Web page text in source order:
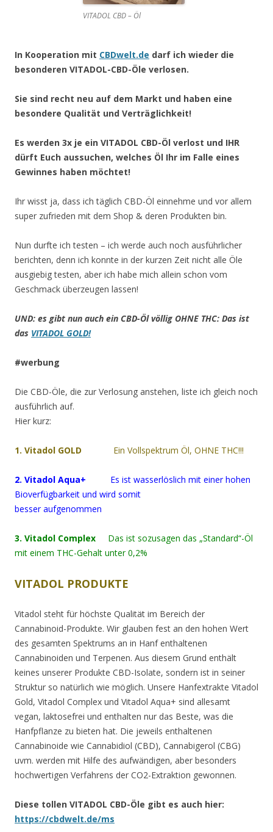
VITADOL CBD – Öl
In Kooperation mit CBDwelt.de darf ich wieder die
besonderen VITADOL-CBD-Öle verlosen.
Sie sind recht neu auf dem Markt und haben eine
besondere Qualität und Verträglichkeit!
Es werden 3x je ein VITADOL CBD-Öl verlost und IHR
dürft Euch aussuchen, welches Öl Ihr im Falle eines
Gewinnes haben möchtet!
Ihr wisst ja, dass ich täglich CBD-Öl einnehme und vor allem
super zufrieden mit dem Shop & deren Produkten bin.
Nun durfte ich testen – ich werde auch noch ausführlicher
berichten, denn ich konnte in der kurzen Zeit nicht alle Öle
ausgiebig testen, aber ich habe mich allein schon vom
Geschmack überzeugen lassen!
UND: es gibt nun auch ein CBD-Öl völlig OHNE THC: Das ist
das VITADOL GOLD!
#werbung
Die CBD-Öle, die zur Verlosung anstehen, liste ich gleich noch
ausführlich auf.
Hier kurz:
1. Vitadol GOLD Ein Vollspektrum Öl, OHNE THC!!!
2. Vitadol Aqua+
Es ist wasserlöslich mit einer hohen
Bioverfügbarkeit und wird somit
besser aufgenommen
3. Vitadol Complex Das ist sozusagen das „Standard“-Öl
mit einem THC-Gehalt unter 0,2%
VITADOL PRODUKTE
Vitadol steht für höchste Qualität im Bereich der
Cannabinoid-Produkte. Wir glauben fest an den hohen Wert
des gesamten Spektrums an in Hanf enthaltenen
Cannabinoiden und Terpenen. Aus diesem Grund enthält
keines unserer Produkte CBD-Isolate, sondern ist in seiner
Struktur so natürlich wie möglich. Unsere Hanfextrakte Vitadol
Gold, Vitadol Complex und Vitadol Aqua+ sind allesamt
vegan, laktosefrei und enthalten nur das Beste, was die
Hanfpflanze zu bieten hat. Die jeweils enthaltenen
Cannabinoide wie Cannabidiol (CBD), Cannabigerol (CBG)
uvm. werden mit Hilfe des aufwändigen, aber besonders
hochwertigen Verfahrens der CO2-Extraktion gewonnen.
Diese tollen VITADOL CBD-Öle gibt es auch hier:
https://cbdwelt.de/ms